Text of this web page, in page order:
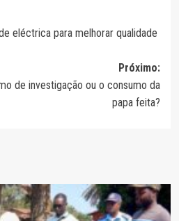
eléctrica para melhorar qualidade
Próximo:
de investigação ou o consumo da
papa feita?